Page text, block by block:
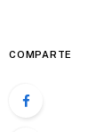
COMPARTE